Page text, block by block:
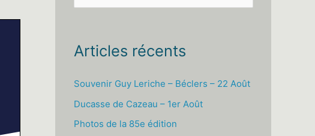
e
h
e
Articles récents
Souvenir Guy Leriche – Béclers – 22 Août
Ducasse de Cazeau – 1er Août
Photos de la 85e édition